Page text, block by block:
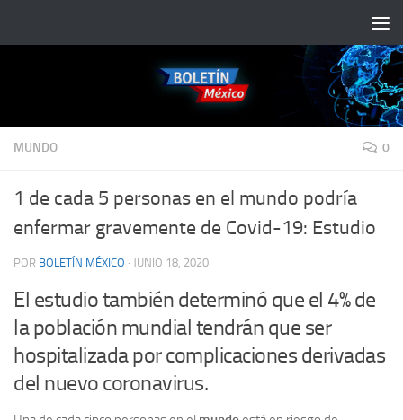
MUNDO 0
1 de cada 5 personas en el mundo podría
enfermar gravemente de Covid-19: Estudio
POR BOLETÍN MÉXICO · JUNIO 18, 2020
El estudio también determinó que el 4% de
la población mundial tendrán que ser
hospitalizada por complicaciones derivadas
del nuevo coronavirus.